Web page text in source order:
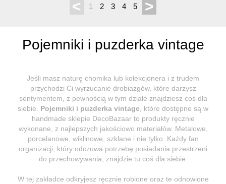
< 1 2 3 4 5 >
Pojemniki i puzderka vintage
Jeśli masz naturę chomika lub kolekcjonera i z trudem
przychodzi Ci wyrzucanie drobiazgów, które darzysz
sentymentem, z pewnością w tym dziale znajdziesz coś dla
siebie. Pojemniki i puzderka vintage , które dostępne są w
handmade sklepie DecoBazaar to produkty ręcznie
wykonane, z najlepszych jakościowo materiałów. Metalowe,
porcelanowe, wiklinowe, szklane i nie tylko. Każdy fan
organizacji, który odczuwa potrzebę posiadania przestrzeni
do przechowywania, znajdzie tu coś dla siebie.
W tej zakładce odkryjesz ręcznie robione oraz te odnowione